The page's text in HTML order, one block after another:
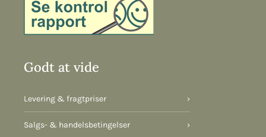
Godt at vide
Levering & fragtpriser ›
Salgs- & handelsbetingelser ›